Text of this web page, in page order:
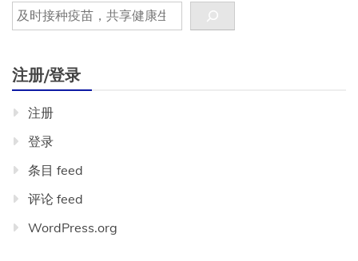
注册/登录
注册
登录
条目 feed
评论 feed
WordPress.org